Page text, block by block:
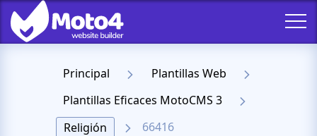
Principal
Plantillas Web
Plantillas Eficaces MotoCMS 3
Religión
66416